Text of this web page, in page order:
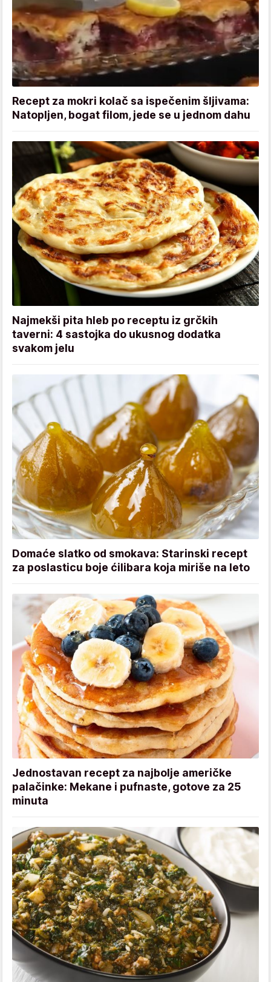
Recept za mokri kolač sa ispečenim šljivama:
Natopljen, bogat filom, jede se u jednom dahu
Najmekši pita hleb po receptu iz grčkih
taverni: 4 sastojka do ukusnog dodatka
svakom jelu
Domaće slatko od smokava: Starinski recept
za poslasticu boje ćilibara koja miriše na leto
Jednostavan recept za najbolje američke
palačinke: Mekane i pufnaste, gotove za 25
minuta